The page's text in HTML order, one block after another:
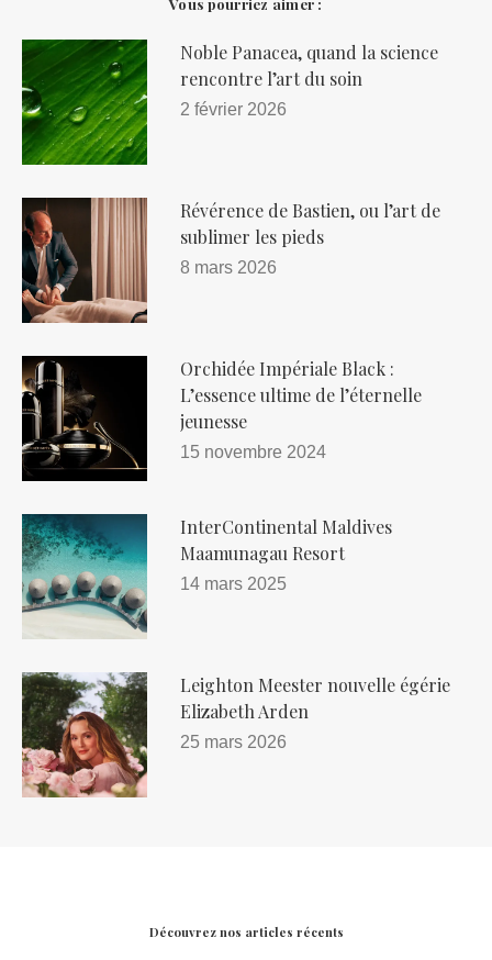
Vous pourriez aimer :
Noble Panacea, quand la science
rencontre l’art du soin
2 février 2026
Révérence de Bastien, ou l’art de
sublimer les pieds
8 mars 2026
Orchidée Impériale Black :
L’essence ultime de l’éternelle
jeunesse
15 novembre 2024
InterContinental Maldives
Maamunagau Resort
14 mars 2025
Leighton Meester nouvelle égérie
Elizabeth Arden
25 mars 2026
Découvrez nos articles récents